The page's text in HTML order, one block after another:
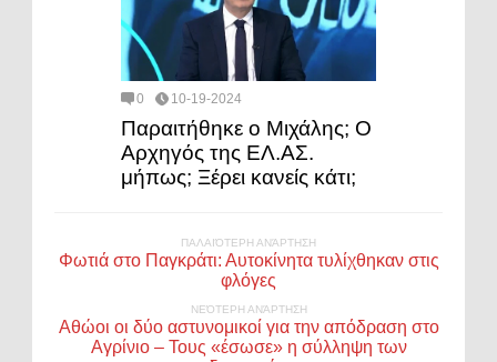
0 10-19-2024
Παραιτήθηκε ο Μιχάλης; Ο
Αρχηγός της ΕΛ.ΑΣ.
μήπως; Ξέρει κανείς κάτι;
ΠΑΛΑΙΌΤΕΡΗ ΑΝΆΡΤΗΣΗ
Φωτιά στο Παγκράτι: Αυτοκίνητα τυλίχθηκαν στις
φλόγες
ΝΕΌΤΕΡΗ ΑΝΆΡΤΗΣΗ
Αθώοι οι δύο αστυνομικοί για την απόδραση στο
Αγρίνιο – Τους «έσωσε» η σύλληψη των